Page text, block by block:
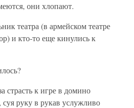
они хлопают.
театра (в армейском театре
и кто-то еще кинулись к
к игре в домино
руку в рукав услужливо